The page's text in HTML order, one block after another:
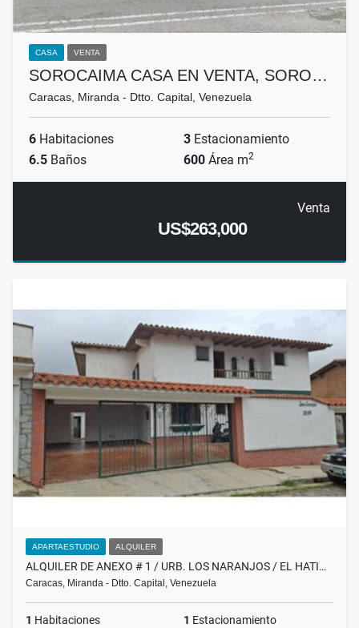
CASA VENTA
SOROCAIMA CASA EN VENTA, SORO…
Caracas, Miranda - Dtto. Capital, Venezuela
6 Habitaciones 3 Estacionamiento
6.5 Baños 600 Área m2
Venta
US$263,000
APARTAESTUDIO ALQUILER
ALQUILER DE ANEXO # 1 / URB. LOS NARANJOS / EL HATI…
Caracas, Miranda - Dtto. Capital, Venezuela
1 Habitaciones 1 Estacionamiento